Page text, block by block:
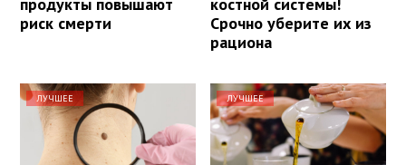
риск смерти
Срочно уберите их из
рациона
ЛУЧШЕЕ ЛУЧШЕЕ